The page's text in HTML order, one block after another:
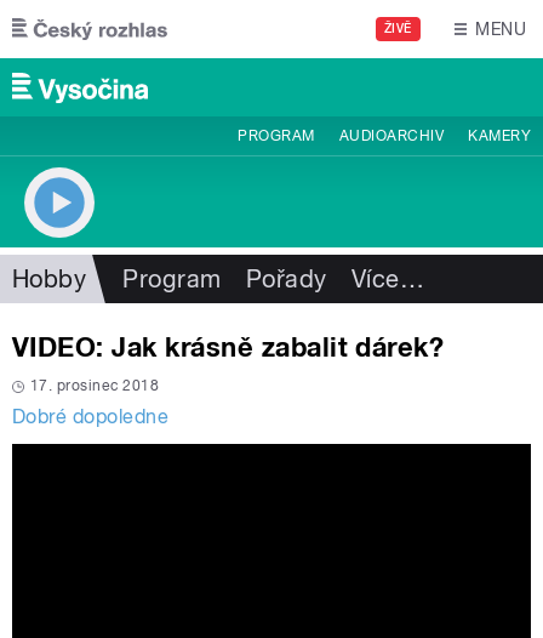
Přejít k hlavnímu obsahu
ŽIVĚ MENU
PROGRAM AUDIOARCHIV KAMERY
Hobby Program Pořady Více…
VIDEO: Jak krásně zabalit dárek?
17. prosinec 2018
Dobré dopoledne